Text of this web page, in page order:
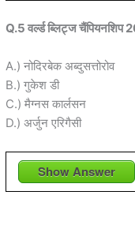
Q.5 वर्ल्ड ब्लिट्ज चैंपियनशिप
A.) नोदिरबेक अब्दुसत्तोरोव
B.) गुकेश डी
C.) मैग्नस कार्लसन
D.) अर्जुन एरिगैसी
Show Answer